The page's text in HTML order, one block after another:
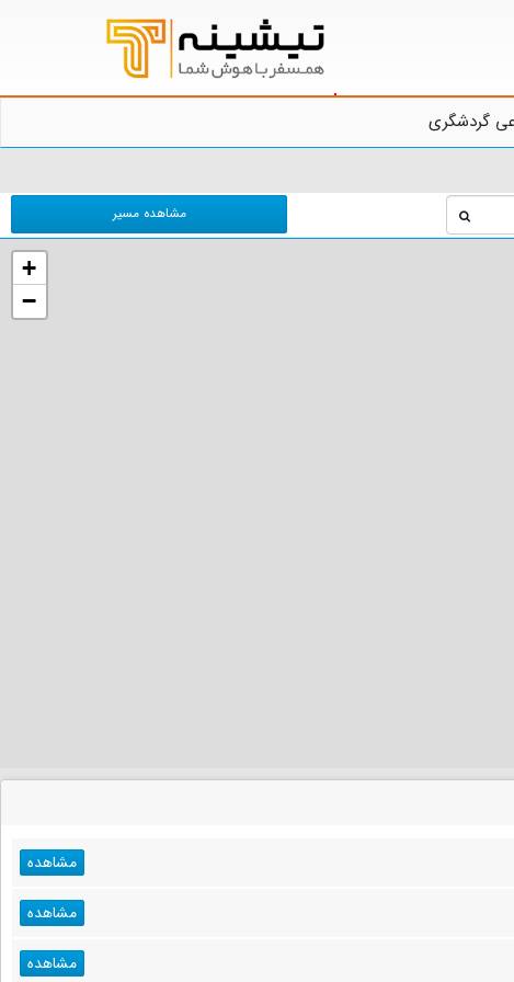
گردشگری
مشاهده مسیر
+
−
مشاهده
مشاهده
مشاهده